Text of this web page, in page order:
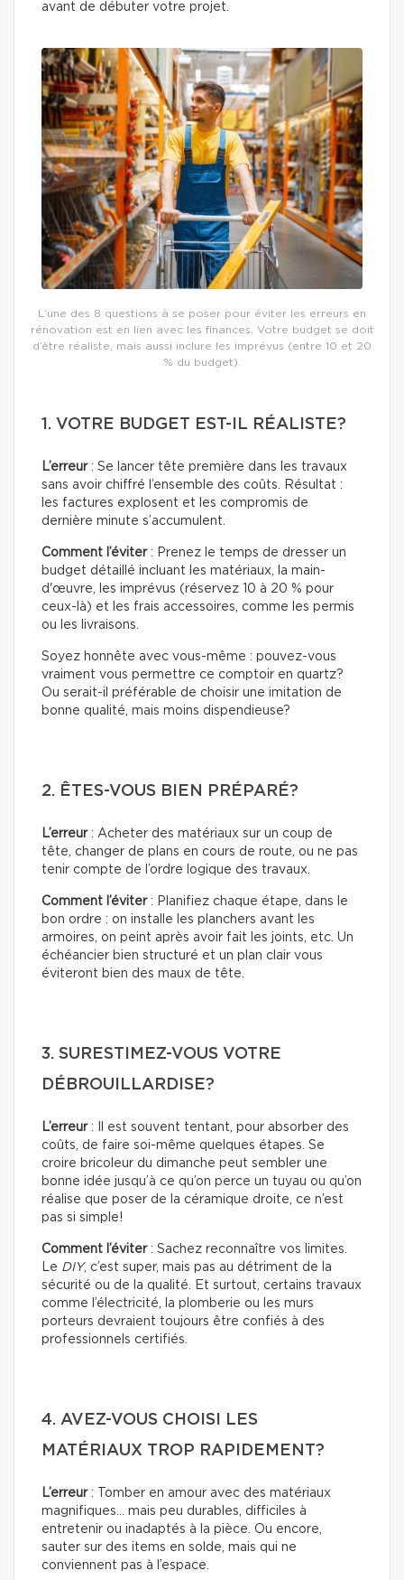
avant de débuter votre projet.
L’une des 8 questions à se poser pour éviter les erreurs en
rénovation est en lien avec les finances. Votre budget se doit
d’être réaliste, mais aussi inclure les imprévus (entre 10 et 20
% du budget).
1. VOTRE BUDGET EST-IL RÉALISTE?
L’erreur: Se lancer tête première dans les travaux
sans avoir chiffré l’ensemble des coûts. Résultat :
les factures explosent et les compromis de
dernière minute s’accumulent.
Comment l’éviter: Prenez le temps de dresser un
budget détaillé incluant les matériaux, la main-
d'œuvre, les imprévus (réservez 10 à 20 % pour
ceux-là) et les frais accessoires, comme les permis
ou les livraisons.
Soyez honnête avec vous-même : pouvez-vous
vraiment vous permettre ce comptoir en quartz?
Ou serait-il préférable de choisir une imitation de
bonne qualité, mais moins dispendieuse?
2. ÊTES-VOUS BIEN PRÉPARÉ?
L’erreur: Acheter des matériaux sur un coup de
tête, changer de plans en cours de route, ou ne pas
tenir compte de l’ordre logique des travaux.
Comment l’éviter: Planifiez chaque étape, dans le
bon ordre : on installe les planchers avant les
armoires, on peint après avoir fait les joints, etc. Un
échéancier bien structuré et un plan clair vous
éviteront bien des maux de tête.
3. SURESTIMEZ-VOUS VOTRE
DÉBROUILLARDISE?
L’erreur: Il est souvent tentant, pour absorber des
coûts, de faire soi-même quelques étapes. Se
croire bricoleur du dimanche peut sembler une
bonne idée jusqu’à ce qu’on perce un tuyau ou qu’on
réalise que poser de la céramique droite, ce n’est
pas si simple!
Comment l’éviter: Sachez reconnaître vos limites.
Le DIY, c’est super, mais pas au détriment de la
sécurité ou de la qualité. Et surtout, certains travaux
comme l’électricité, la plomberie ou les murs
porteurs devraient toujours être confiés à des
professionnels certifiés.
4. AVEZ-VOUS CHOISI LES
MATÉRIAUX TROP RAPIDEMENT?
L’erreur: Tomber en amour avec des matériaux
magnifiques… mais peu durables, difficiles à
entretenir ou inadaptés à la pièce. Ou encore,
sauter sur des items en solde, mais qui ne
conviennent pas à l’espace.